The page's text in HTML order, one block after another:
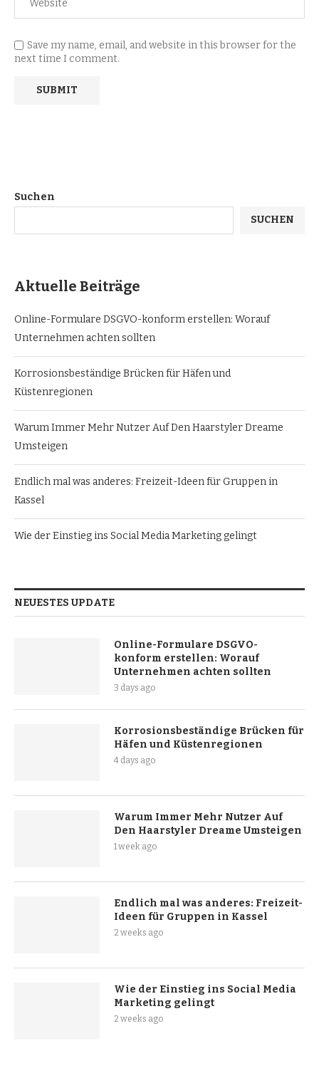
Save my name, email, and website in this browser for the
next time I comment.
Suchen
SUCHEN
Aktuelle Beiträge
Online-Formulare DSGVO-konform erstellen: Worauf
Unternehmen achten sollten
Korrosionsbeständige Brücken für Häfen und
Küstenregionen
Warum Immer Mehr Nutzer Auf Den Haarstyler Dreame
Umsteigen
Endlich mal was anderes: Freizeit-Ideen für Gruppen in
Kassel
Wie der Einstieg ins Social Media Marketing gelingt
NEUESTES UPDATE
Online-Formulare DSGVO-
konform erstellen: Worauf
Unternehmen achten sollten
3 days ago
Korrosionsbeständige Brücken für
Häfen und Küstenregionen
4 days ago
Warum Immer Mehr Nutzer Auf
Den Haarstyler Dreame Umsteigen
1 week ago
Endlich mal was anderes: Freizeit-
Ideen für Gruppen in Kassel
2 weeks ago
Wie der Einstieg ins Social Media
Marketing gelingt
2 weeks ago